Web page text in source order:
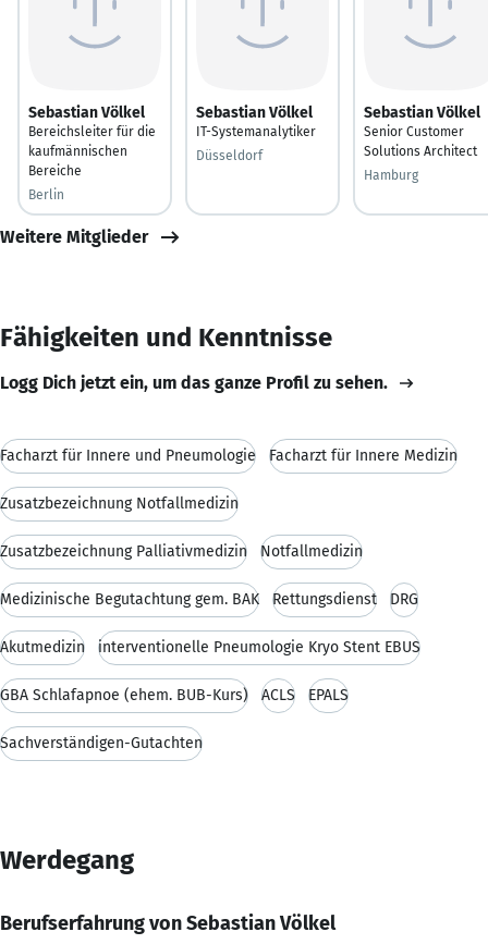
Sebastian Völkel
Bereichsleiter für die
kaufmännischen
Bereiche
Berlin
Sebastian Völkel
IT-Systemanalytiker
Düsseldorf
Sebastian Völkel
Senior Customer
Solutions Architect
Hamburg
Weitere Mitglieder
Fähigkeiten und Kenntnisse
Logg Dich jetzt ein, um das ganze Profil zu sehen.
Facharzt für Innere und Pneumologie Facharzt für Innere Medizin
Zusatzbezeichnung Notfallmedizin
Zusatzbezeichnung Palliativmedizin Notfallmedizin
Medizinische Begutachtung gem. BÄK Rettungsdienst DRG
Akutmedizin interventionelle Pneumologie Kryo Stent EBUS
GBA Schlafapnoe (ehem. BUB-Kurs) ACLS EPALS
Sachverständigen-Gutachten
Werdegang
Berufserfahrung von Sebastian Völkel